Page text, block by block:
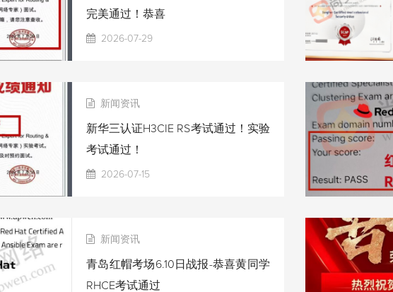
完美通过！恭喜
2026-07-29
新闻资讯
新华三认证H3CIE RS考试通过！实验
考试通过！
2026-07-15
新闻资讯
青岛红帽考场6.10日战报-恭喜黄同学
RHCE考试通过